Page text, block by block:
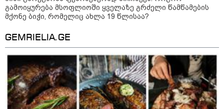
გამოიყურება მსოფლიოში ყველაზე გრძელი წამწამების
მქონე ბიჭი, რომელიც ახლა 19 წლისაა?
GEMRIELIA.GE